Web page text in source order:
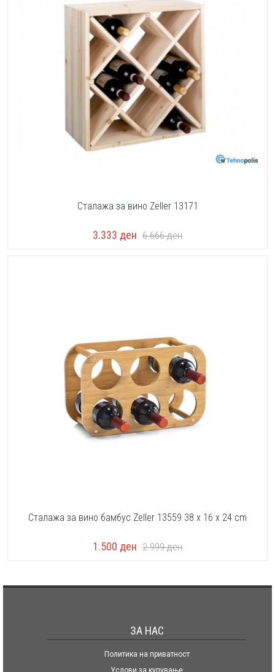
Сталажа за вино Zeller 13171
3.333 ден 6.666ден
Сталажа за вино бамбус Zeller 13559 38 x 16 x 24 cm
1.500 ден 2.999ден
ЗА НАС
Политика на приватност